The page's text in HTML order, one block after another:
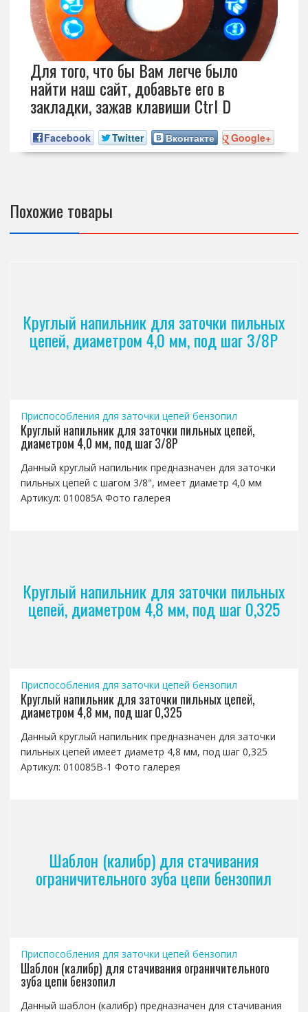
Для того, что бы Вам легче было
найти наш сайт, добавьте его в
закладки, зажав клавиши Ctrl D
Facebook Twitter Вконтакте Google+
Похожие товары
Круглый напильник для заточки пильных
цепей, диаметром 4,0 мм, под шаг 3/8P
Приспособления для заточки цепей бензопил
Круглый напильник для заточки пильных цепей,
диаметром 4,0 мм, под шаг 3/8P
Данный круглый напильник предназначен для заточки
пильных цепей с шагом 3/8", имеет диаметр 4,0 мм
Артикул: 010085A Фото галерея
Круглый напильник для заточки пильных
цепей, диаметром 4,8 мм, под шаг 0,325
Приспособления для заточки цепей бензопил
Круглый напильник для заточки пильных цепей,
диаметром 4,8 мм, под шаг 0,325
Данный круглый напильник предназначен для заточки
пильных цепей имеет диаметр 4,8 мм, под шаг 0,325
Артикул: 010085B-1 Фото галерея
Шаблон (калибр) для стачивания
ограничительного зуба цепи бензопил
Приспособления для заточки цепей бензопил
Шаблон (калибр) для стачивания ограничительного
зуба цепи бензопил
Данный шаблон (калибр) предназначен для стачивания